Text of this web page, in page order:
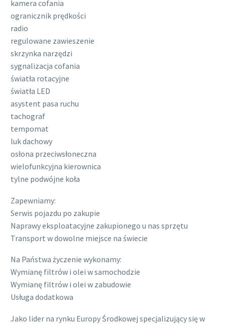
kamera cofania
ogranicznik prędkości
radio
regulowane zawieszenie
skrzynka narzędzi
sygnalizacja cofania
światła rotacyjne
światła LED
asystent pasa ruchu
tachograf
tempomat
luk dachowy
osłona przeciwsłoneczna
wielofunkcyjna kierownica
tylne podwójne koła
Zapewniamy:
Serwis pojazdu po zakupie
Naprawy eksploatacyjne zakupionego u nas sprzętu
Transport w dowolne miejsce na świecie
Na Państwa życzenie wykonamy:
Wymianę filtrów i olei w samochodzie
Wymianę filtrów i olei w zabudowie
Usługa dodatkowa
Jako lider na rynku Europy Środkowej specjalizujący się w